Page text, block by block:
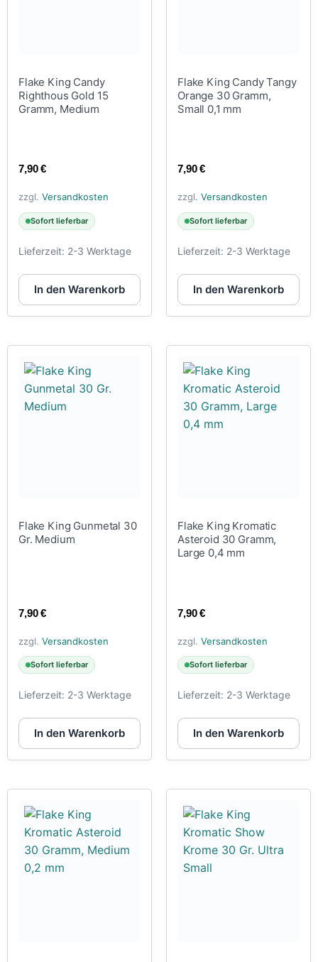
Flake King Candy
Righthous Gold 15
Gramm, Medium
7,90€
zzgl. Versandkosten
Sofort lieferbar
Lieferzeit: 2-3 Werktage
In den Warenkorb
Flake King Candy Tangy
Orange 30 Gramm,
Small 0,1 mm
7,90€
zzgl. Versandkosten
Sofort lieferbar
Lieferzeit: 2-3 Werktage
In den Warenkorb
Flake King Gunmetal 30
Gr. Medium
7,90€
zzgl. Versandkosten
Sofort lieferbar
Lieferzeit: 2-3 Werktage
In den Warenkorb
Flake King Kromatic
Asteroid 30 Gramm,
Large 0,4 mm
7,90€
zzgl. Versandkosten
Sofort lieferbar
Lieferzeit: 2-3 Werktage
In den Warenkorb